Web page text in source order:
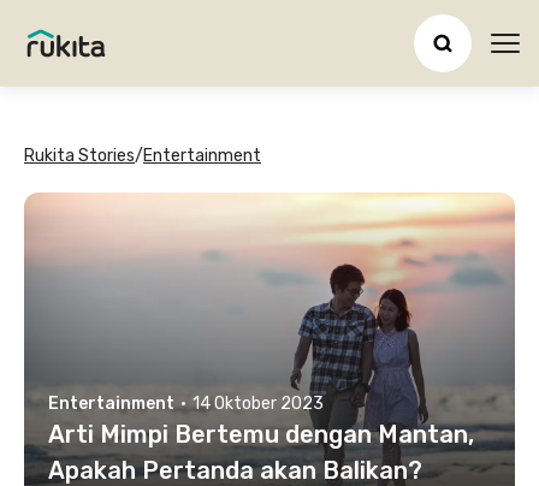
Rukita Stories/Entertainment
Entertainment · 14 Oktober 2023
Arti Mimpi Bertemu dengan Mantan,
Apakah Pertanda akan Balikan?